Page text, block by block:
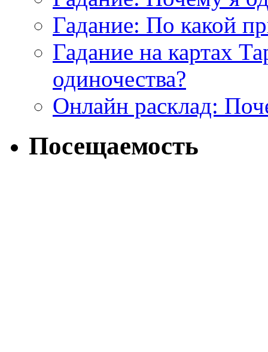
Гадание: По какой
Гадание на картах
одиночества?
Онлайн расклад:
Посещаемость